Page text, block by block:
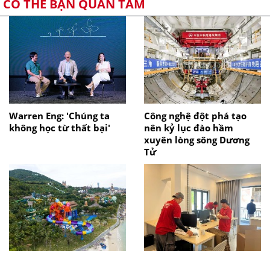
CÓ THỂ BẠN QUAN TÂM
Warren Eng: 'Chúng ta
không học từ thất bại'
Công nghệ đột phá tạo
nên kỷ lục đào hầm
xuyên lòng sông Dương
Tử